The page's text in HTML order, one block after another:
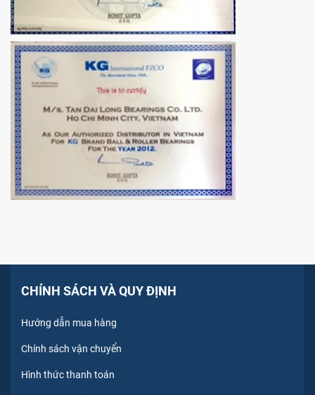
CHÍNH SÁCH VÀ QUY ĐỊNH
Hướng dẫn mua hàng
Chính sách vận chuyển
Hình thức thanh toán